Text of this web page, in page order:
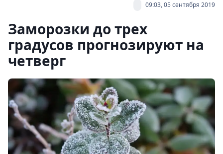
09:03, 05 сентября 2019
Заморозки до трех
градусов прогнозируют на
четверг